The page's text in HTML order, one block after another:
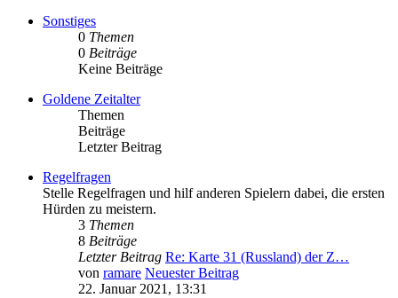
Sonstiges
0 Themen
0 Beiträge
Keine Beiträge
Goldene Zeitalter
Themen
Beiträge
Letzter Beitrag
Regelfragen
Stelle Regelfragen und hilf anderen Spielern dabei, die ersten
Hürden zu meistern.
3 Themen
8 Beiträge
Letzter Beitrag Re: Karte 31 (Russland) der Z…
von ramare Neuester Beitrag
22. Januar 2021, 13:31